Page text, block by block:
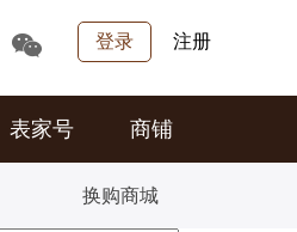
登录 注册
表家号 商铺
换购商城